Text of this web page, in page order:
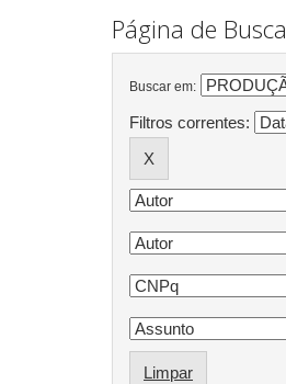
Página de Busca
Buscar em:
Filtros correntes:
Limpar